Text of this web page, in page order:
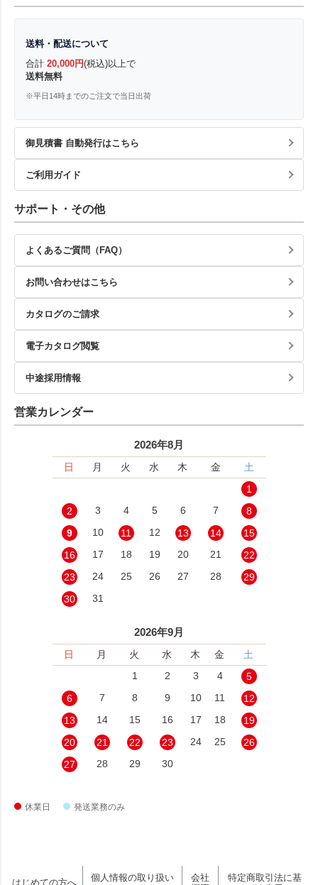
送料・配送について
合計 20,000円(税込)以上で
送料無料
※平日14時までのご注文で当日出荷
御見積書 自動発行はこちら
ご利用ガイド
サポート・その他
よくあるご質問（FAQ）
お問い合わせはこちら
カタログのご請求
電子カタログ閲覧
中途採用情報
営業カレンダー
2026年8月
日 月 火 水 木 金
土
1
2
3 4 5 6 7
8
9
10 11 12 13 14
15
16
17 18 19 20 21
22
23
24 25 26 27 28
29
30
31
2026年9月
日 月 火 水 木 金
土
1
2 3 4
5
6
7 8 9 10 11
12
13
14 15 16 17 18
19
20
21 22 23 24 25
26
27
28 29 30
休業日 発送業務のみ
はじめての方へ
個人情報の取り扱い
会社
特定商取引法に基